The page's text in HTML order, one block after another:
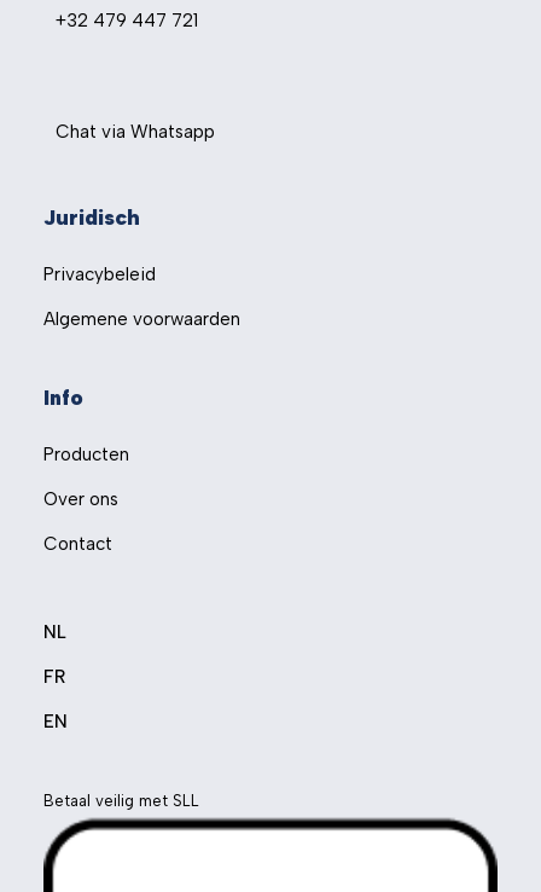
+32 479 447 721
Chat via Whatsapp
Juridisch
Privacybeleid
Algemene voorwaarden
Info
Producten
Over ons
Contact
NL
FR
EN
Betaal veilig met SLL